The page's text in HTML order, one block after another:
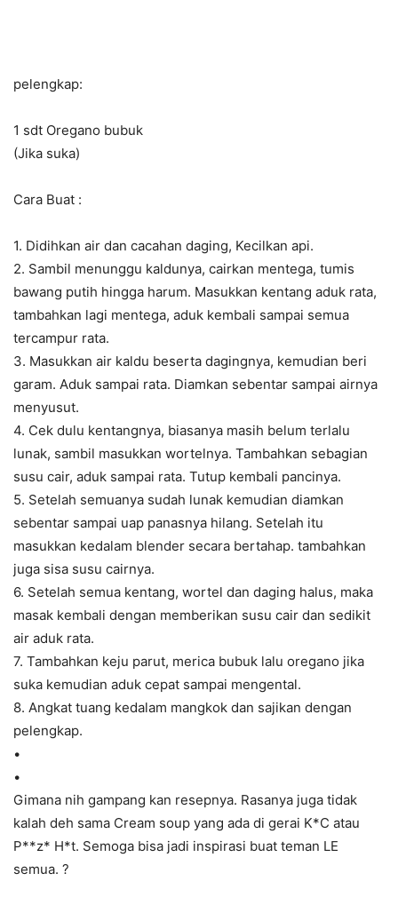
pelengkap:
1 sdt Oregano bubuk
(Jika suka)
Cara Buat :
1. Didihkan air dan cacahan daging, Kecilkan api.
2. Sambil menunggu kaldunya, cairkan mentega, tumis
bawang putih hingga harum. Masukkan kentang aduk rata,
tambahkan lagi mentega, aduk kembali sampai semua
tercampur rata.
3. Masukkan air kaldu beserta dagingnya, kemudian beri
garam. Aduk sampai rata. Diamkan sebentar sampai airnya
menyusut.
4. Cek dulu kentangnya, biasanya masih belum terlalu
lunak, sambil masukkan wortelnya. Tambahkan sebagian
susu cair, aduk sampai rata. Tutup kembali pancinya.
5. Setelah semuanya sudah lunak kemudian diamkan
sebentar sampai uap panasnya hilang. Setelah itu
masukkan kedalam blender secara bertahap. tambahkan
juga sisa susu cairnya.
6. Setelah semua kentang, wortel dan daging halus, maka
masak kembali dengan memberikan susu cair dan sedikit
air aduk rata.
7. Tambahkan keju parut, merica bubuk lalu oregano jika
suka kemudian aduk cepat sampai mengental.
8. Angkat tuang kedalam mangkok dan sajikan dengan
pelengkap.
•
•
Gimana nih gampang kan resepnya. Rasanya juga tidak
kalah deh sama Cream soup yang ada di gerai K*C atau
P**z* H*t. Semoga bisa jadi inspirasi buat teman LE
semua. ?